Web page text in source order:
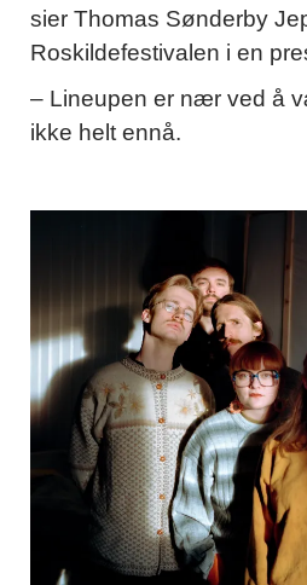
sier Thomas Sønderby
Roskildefestivalen i en
– Lineupen er nær ved å
ikke helt ennå.